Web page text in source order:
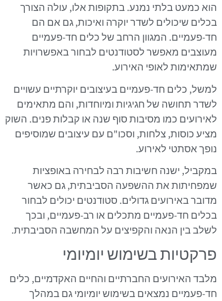
הוא כמעט בלתי נמנע. בתקופות אלו, עולה הצורך
בכלים שיכולים לשדר יוקרה ואיכות, גם אם הם
חד-פעמיים. המגוון הרחב של כלים חד-פעמיים
מעוצבים מאפשר לסטודנטים לבחור באפשרויות
שמתאימות לאופי האירוע.
למשל, כלים חד-פעמיים בעיצובים יוקרתיים עשויים
לשדר תחושה של חגיגיות ומיוחדות, והם מתאימים
לאירועים כמו מסיבות סוף שנה או קבלות פנים. השוק
מציע כוסות, צלחות, וסכו"ם עם עיצובים שמוסיפים
נופך אסתטי לאירוע.
במקביל, ישנה חשיבות רבה לבחירה באופציות
שמפחיתות את ההשפעה הסביבתית, גם כאשר
מדובר באירועים גדולים. סטודנטים יכולים לבחור
בכלים חד-פעמיים מתכלים או רב-פעמיים, ובכך
לשלב בין הנאה והקפיצים על המחשבה הסביבתית.
פרקטיות בשימוש יומיומי
מלבד האירועים החברתיים והחיים האקדמיים, כלים
חד-פעמיים נמצאים בשימוש יומיומי גם במהלך